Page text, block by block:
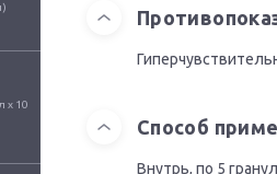
x 10
Способ
Внутрь, по 5